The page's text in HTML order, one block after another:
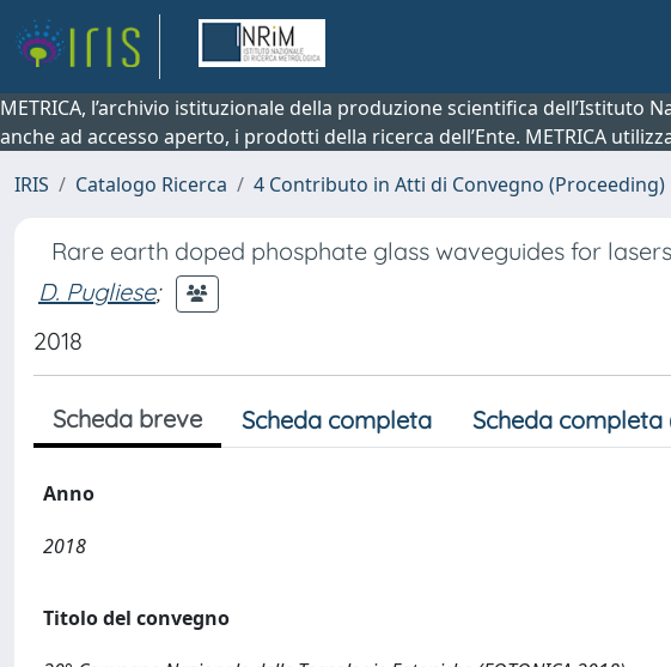
METRICA, l’archivio istituzionale della produzione scientifica
anche ad accesso aperto, i prodotti della ricerca dell’Ente. METRICA
IRIS
Catalogo Ricerca 4 Contributo in Atti di Convegno (Proceeding)
Rare earth doped phosphate glass waveguides for
D. Pugliese;
2018
Scheda breve Scheda completa Scheda completa
Anno
2018
Titolo del convegno